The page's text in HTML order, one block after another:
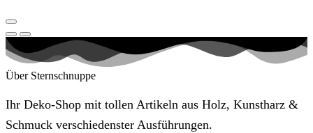
Über Sternschnuppe
Ihr Deko-Shop mit tollen Artikeln aus Holz, Kunstharz &
Schmuck verschiedenster Ausführungen.